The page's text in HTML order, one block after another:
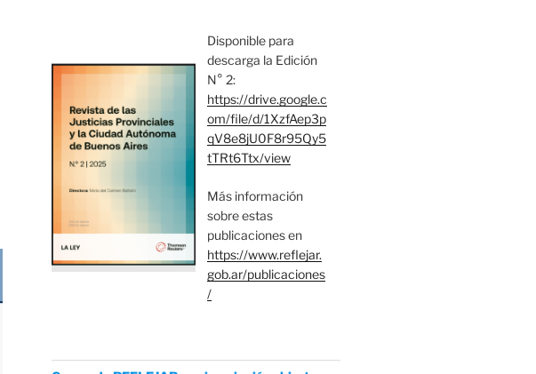
Disponible para
descarga la Edición
N° 2:
https://drive.google.c
om/file/d/1XzfAep3p
qV8e8jU0F8r95Qy5
tTRt6Ttx/view
Más información
sobre estas
publicaciones en
https://www.reflejar.
gob.ar/publicaciones
/